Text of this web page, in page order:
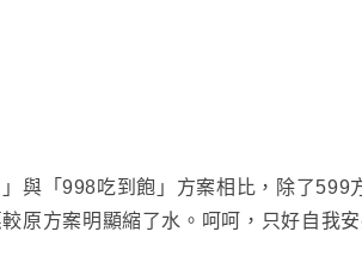
」與「998吃到飽」方案相比 ，除了599
原方案明顯縮了水 。呵呵 ，只好自我